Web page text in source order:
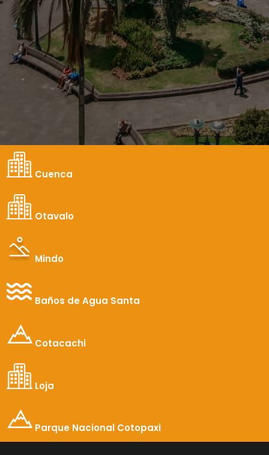
Cuenca
Otavalo
Mindo
Baños de Agua Santa
Cotacachi
Loja
Parque Nacional Cotopaxi